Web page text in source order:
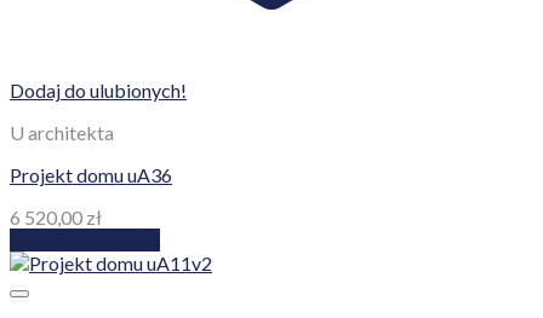
Dodaj do ulubionych!
U architekta
Projekt domu uA36
6 520,00 zł